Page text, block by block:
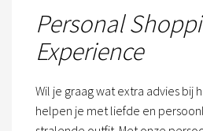
Personal
Experience
Wil je graag wat extra advies bij
helpen je met liefde en